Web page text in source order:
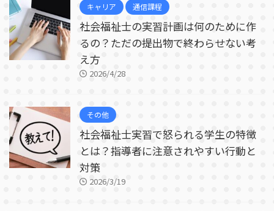
キャリア 通信課程
社会福祉士の実習計画は何のために作
るの？ただの提出物で終わらせない考
え方
2026/4/28
その他
社会福祉士実習で怒られる学生の特徴
とは？指導者に注意されやすい行動と
対策
2026/3/19